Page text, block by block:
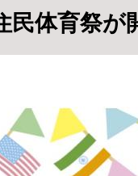
民体育祭が